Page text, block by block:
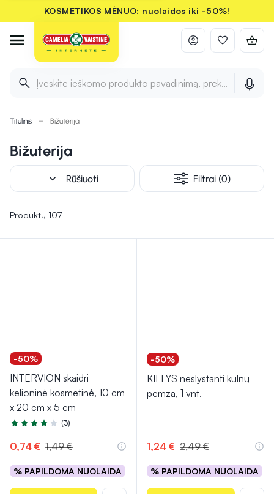
KOSMETIKOS MĖNUO: nuolaidos iki -50%!
Įveskite ieškomo produkto pavadinimą, prekės ženklą ir
Titulinis Bižuterija
Bižuterija
expand_more Rūšiuoti Filtrai (0)
Produktų 107
-50%
INTERVION skaidri
kelioninė kosmetinė, 10 cm
x 20 cm x 5 cm
Įvertinimas 4.3 iš 5
(3)
0,74 € 1,49 €
% PAPILDOMA NUOLAIDA
-50%
KILLYS neslystanti kulnų
pemza, 1 vnt.
1,24 € 2,49 €
% PAPILDOMA NUOLAIDA